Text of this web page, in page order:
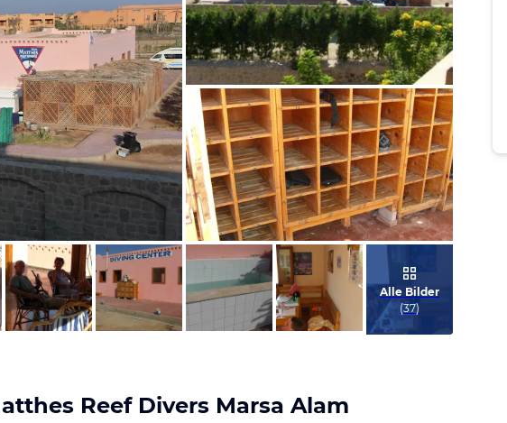
Bild melden
von Joachim
Bild melden
von Tobias
Alle Bilder
(37)
Reef Divers Marsa Alam